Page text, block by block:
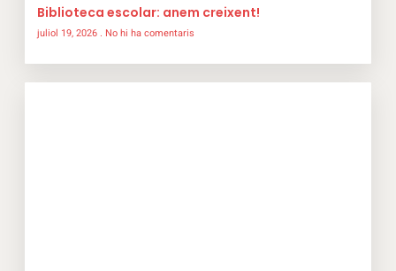
Biblioteca escolar: anem creixent!
juliol 19, 2026 No hi ha comentaris